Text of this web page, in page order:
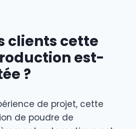
clients cette
est-
?
de projet, cette
de poudre de